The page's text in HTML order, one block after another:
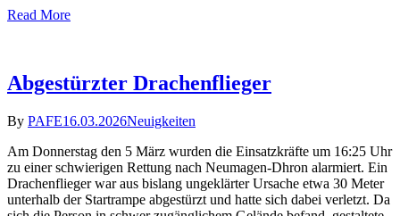
Read More
Abgestürzter Drachenflieger
By PAFE16.03.2026Neuigkeiten
Am Donnerstag den 5 März wurden die Einsatzkräfte um 16:25 Uhr
zu einer schwierigen Rettung nach Neumagen-Dhron alarmiert. Ein
Drachenflieger war aus bislang ungeklärter Ursache etwa 30 Meter
unterhalb der Startrampe abgestürzt und hatte sich dabei verletzt. Da